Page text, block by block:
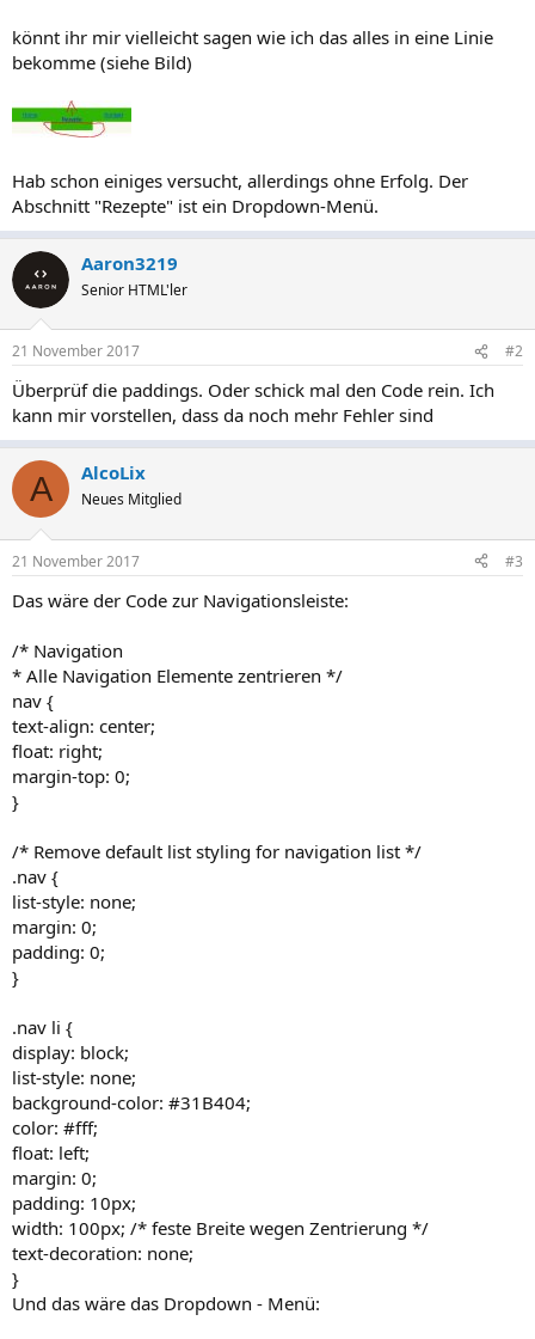
könnt ihr mir vielleicht sagen wie ich das alles in eine Linie
bekomme (siehe Bild)
Hab schon einiges versucht, allerdings ohne Erfolg. Der
Abschnitt "Rezepte" ist ein Dropdown-Menü.
Aaron3219
Senior HTML'ler
21 November 2017 #2
Überprüf die paddings. Oder schick mal den Code rein. Ich
kann mir vorstellen, dass da noch mehr Fehler sind
A AlcoLix
Neues Mitglied
21 November 2017 #3
Das wäre der Code zur Navigationsleiste:
/* Navigation
* Alle Navigation Elemente zentrieren */
nav {
text-align: center;
float: right;
margin-top: 0;
}
/* Remove default list styling for navigation list */
.nav {
list-style: none;
margin: 0;
padding: 0;
}
.nav li {
display: block;
list-style: none;
background-color: #31B404;
color: #fff;
float: left;
margin: 0;
padding: 10px;
width: 100px; /* feste Breite wegen Zentrierung */
text-decoration: none;
}
Und das wäre das Dropdown - Menü: